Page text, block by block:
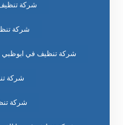
شركة
شركة
شركة تنظيف في ابوظبي
شركة
شركة